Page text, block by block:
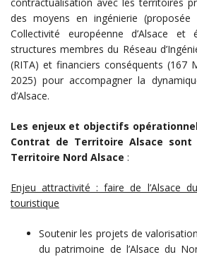
contractualisation avec les territoires
des moyens en ingénierie
Collectivité européenne d’Alsace
structures membres du Réseau
(RITA) et financiers conséquents (167
2025) pour accompagner la
d’Alsace.
Les enjeux et objectifs
Contrat de Territoire Alsace
Territoire Nord Alsace :
Enjeu attractivité : faire de l’Alsace
touristique
Soutenir les projets de
du patrimoine de l’Alsace du